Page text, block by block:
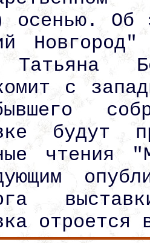
осенью. Об
Новгород"
с
будут
чтения
отроется